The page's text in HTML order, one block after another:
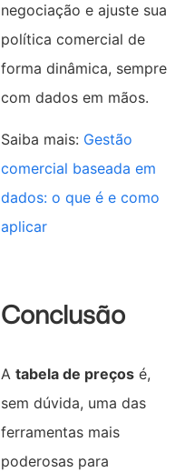
negociação e ajuste sua
política comercial de
forma dinâmica, sempre
com dados em mãos.
Saiba mais: Gestão
comercial baseada em
dados: o que é e como
aplicar
Conclusão
A tabela de preçosé,
sem dúvida, uma das
ferramentas mais
poderosas para